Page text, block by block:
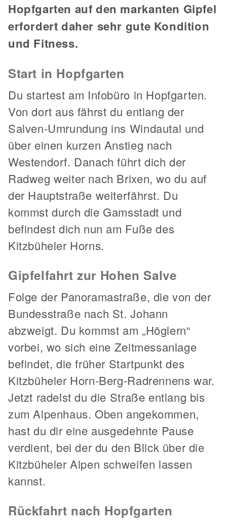
Hopfgarten auf den markanten Gipfel
erfordert daher sehr gute Kondition
und Fitness.
Start in Hopfgarten
Du startest am Infobüro in Hopfgarten.
Von dort aus fährst du entlang der
Salven-Umrundung ins Windautal und
über einen kurzen Anstieg nach
Westendorf. Danach führt dich der
Radweg weiter nach Brixen, wo du auf
der Hauptstraße weiterfährst. Du
kommst durch die Gamsstadt und
befindest dich nun am Fuße des
Kitzbüheler Horns.
Gipfelfahrt zur Hohen Salve
Folge der Panoramastraße, die von der
Bundesstraße nach St. Johann
abzweigt. Du kommst am „Höglern“
vorbei, wo sich eine Zeitmessanlage
befindet, die früher Startpunkt des
Kitzbüheler Horn-Berg-Radrennens war.
Jetzt radelst du die Straße entlang bis
zum Alpenhaus. Oben angekommen,
hast du dir eine ausgedehnte Pause
verdient, bei der du den Blick über die
Kitzbüheler Alpen schweifen lassen
kannst.
Rückfahrt nach Hopfgarten